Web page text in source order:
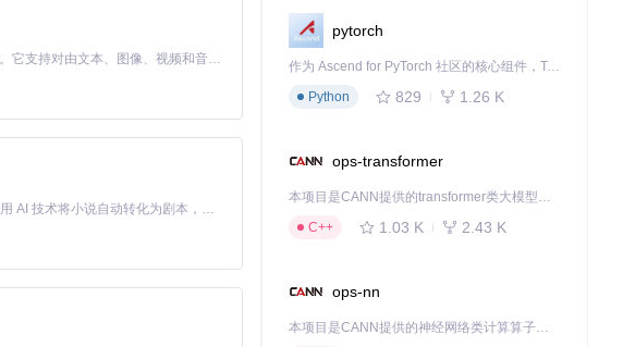
MiniMax H3 是一个通用的全模态生成系统。它支持对由文本、图像、视频和音频组成的多模态上下文进行统一理解，并能生成分辨率高达 2K、时长可达 15 秒的带原生立体声音频的视频。得益于面向任务泛化的系统设计，H3 在预训练阶段就已具备广泛的多模态上下文理解与生成能力，能够出色地执行复杂的多模态指令。
Toonflow 是一款 AI 短剧漫剧工具，能够利用 AI 技术将小说自动转化为剧本，并结合 AI 生成的图片和视频，实现高效的短剧创作。借助 Toonflow，可以轻松完成从文字到影像的全流程，让短剧制作变得更加智能与便捷。
pytorch
作为 Ascend for PyTorch 社区的核心组件，TorchNPU 是昇腾专为 PyTorch 打造的深度学习适配插件，使 PyTorch 框架能够直接调用昇腾 NPU，为开发者提供昇腾 AI 处理器的超强算力。
Python
829 1.26 K
ops-transformer
本项目是CANN提供的transformer类大模型算子库，实现网络在NPU上加速计算。
C++
1.03 K 2.43 K
ops-nn
本项目是CANN提供的神经网络类计算算子库，实现网络在NPU上加速计算。